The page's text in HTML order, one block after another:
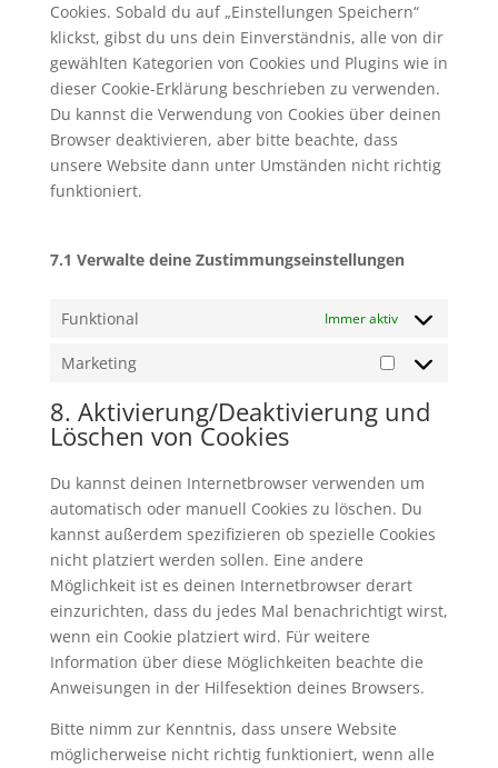
Cookies. Sobald du auf „Einstellungen Speichern“
klickst, gibst du uns dein Einverständnis, alle von dir
gewählten Kategorien von Cookies und Plugins wie in
dieser Cookie-Erklärung beschrieben zu verwenden.
Du kannst die Verwendung von Cookies über deinen
Browser deaktivieren, aber bitte beachte, dass
unsere Website dann unter Umständen nicht richtig
funktioniert.
7.1 Verwalte deine Zustimmungseinstellungen
Funktional Immer aktiv
Marketing
Marketing
8. Aktivierung/Deaktivierung und
Löschen von Cookies
Du kannst deinen Internetbrowser verwenden um
automatisch oder manuell Cookies zu löschen. Du
kannst außerdem spezifizieren ob spezielle Cookies
nicht platziert werden sollen. Eine andere
Möglichkeit ist es deinen Internetbrowser derart
einzurichten, dass du jedes Mal benachrichtigt wirst,
wenn ein Cookie platziert wird. Für weitere
Information über diese Möglichkeiten beachte die
Anweisungen in der Hilfesektion deines Browsers.
Bitte nimm zur Kenntnis, dass unsere Website
möglicherweise nicht richtig funktioniert, wenn alle